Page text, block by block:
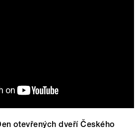
otevřených dveří Českého